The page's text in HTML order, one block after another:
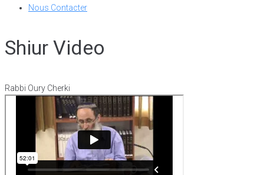
Nous Contacter
Shiur Video
Rabbi Oury Cherki